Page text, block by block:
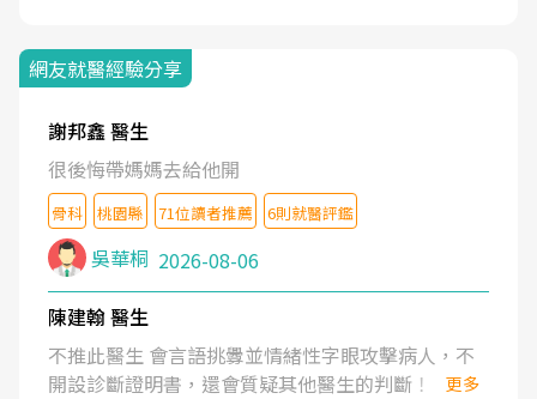
網友就醫經驗分享
謝邦鑫 醫生
很後悔帶媽媽去給他開
骨科 桃園縣 71位讀者推薦 6則就醫評鑑
吳華桐 2026-08-06
陳建翰 醫生
不推此醫生 會言語挑釁並情緒性字眼攻擊病人，不
開設診斷證明書，還會質疑其他醫生的判斷！
更多